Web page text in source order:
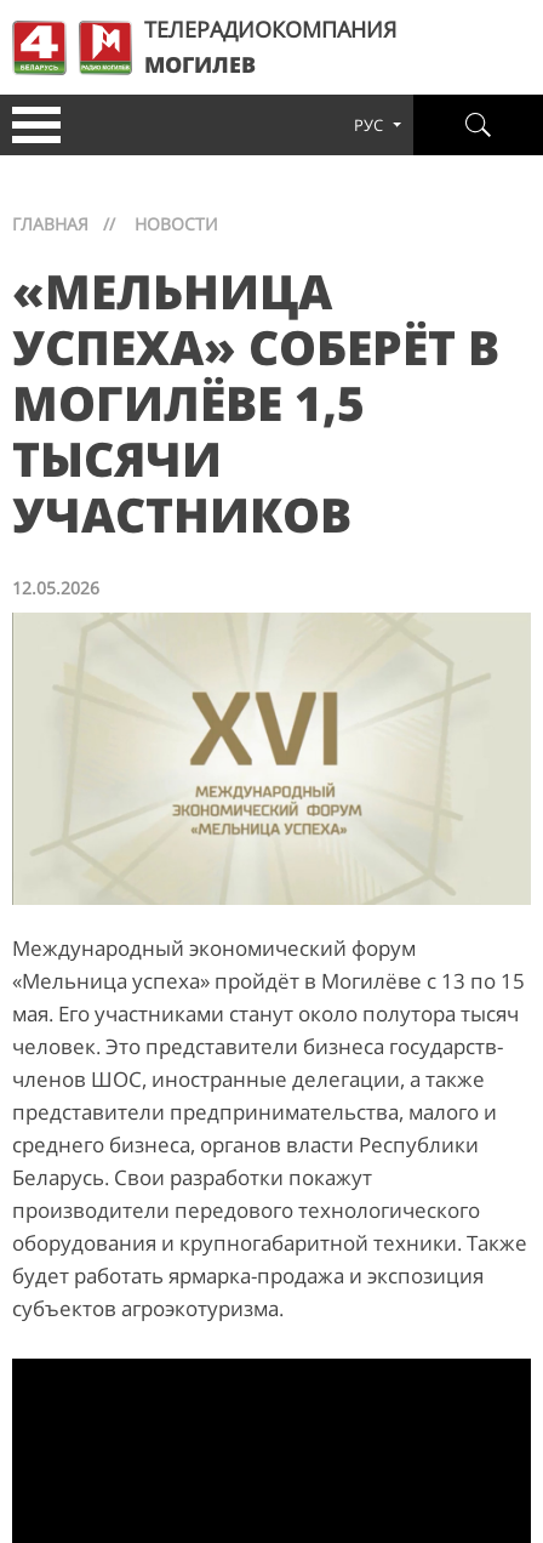
ТЕЛЕРАДИОКОМПАНИЯ
МОГИЛЕВ
РУС
ГЛАВНАЯ // НОВОСТИ
«МЕЛЬНИЦА
УСПЕХА» СОБЕРЁТ В
МОГИЛЁВЕ 1,5
ТЫСЯЧИ
УЧАСТНИКОВ
12.05.2026
Международный экономический форум
«Мельница успеха» пройдёт в Могилёве с 13 по 15
мая. Его участниками станут около полутора тысяч
человек. Это представители бизнеса государств-
членов ШОС, иностранные делегации, а также
представители предпринимательства, малого и
среднего бизнеса, органов власти Республики
Беларусь. Свои разработки покажут
производители передового технологического
оборудования и крупногабаритной техники. Также
будет работать ярмарка-продажа и экспозиция
субъектов агроэкотуризма.